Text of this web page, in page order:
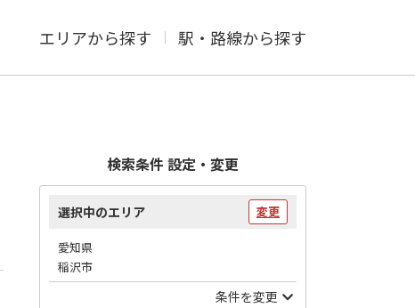
エリアから探す 駅・路線から探す
検索条件 設定・変更
選択中のエリア 変更
愛知県
稲沢市
条件を変更